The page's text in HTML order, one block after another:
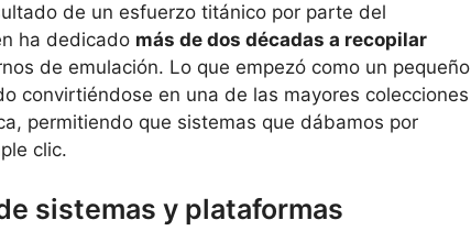
de un esfuerzo titánico por parte del
ha dedicado más de dos décadas a recopilar
de emulación. Lo que empezó como un pequeño
convirtiéndose en una de las mayores colecciones
permitiendo que sistemas que dábamos por
clic.
sistemas y plataformas